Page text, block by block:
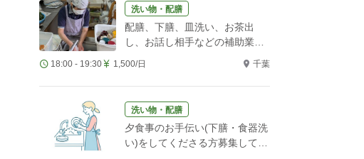
洗い物・配膳
配膳、下膳、皿洗い、お茶出
し、お話し相手などの補助業務
18:00 - 19:30 1,500/日 千葉
洗い物・配膳
夕食事のお手伝い(下膳・食器洗
い)をしてくださる方募集してい